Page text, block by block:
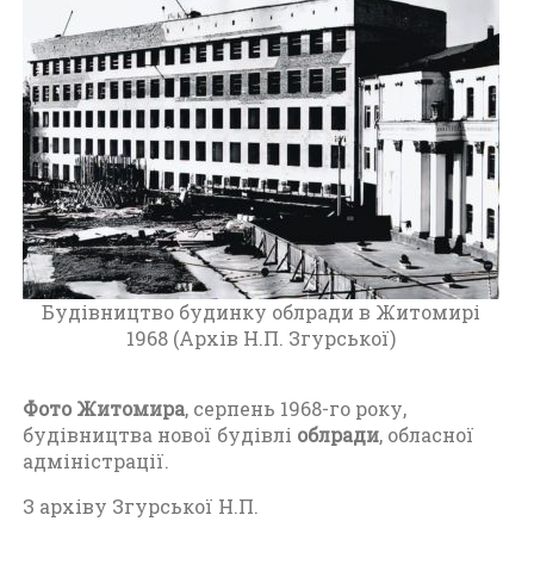
и
т
о
м
и
р
(
1
9
6
0
-
1
0
)
Будівництво будинку облради в Житомирі
1968 (Архів Н.П. Згурської)
Фото Житомира, серпень 1968-го року,
будівництва нової будівлі облради, обласної
адміністрації.
З архіву Згурської Н.П.